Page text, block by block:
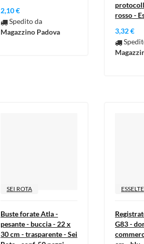
2,10 €
Spedito da
Magazzino Padova
rosso -
3,32 €
SEI ROTA
Buste forate Atla -
pesante - buccia - 22 x
30 cm - trasparente - Sei
ESSELTE
G83 -